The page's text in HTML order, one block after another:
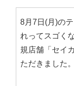
8月7日(月)の
れってスゴく
規店舗「セイ
ただきました。